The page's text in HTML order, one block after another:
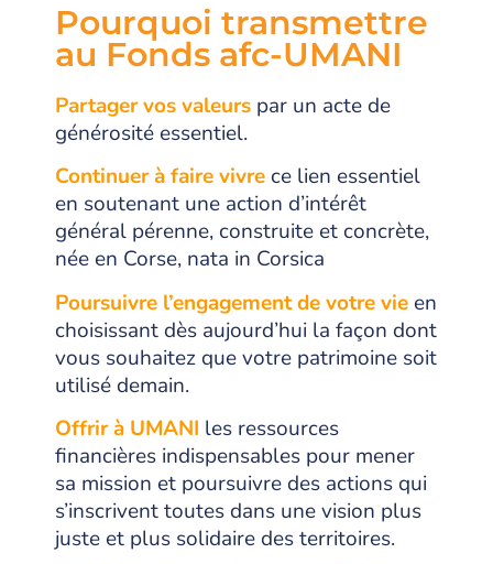
Pourquoi transmettre
au Fonds afc-UMANI
Partager vos valeurs par un acte de
générosité essentiel.
Continuer à faire vivre ce lien essentiel
en soutenant une action d’intérêt
général pérenne, construite et concrète,
née en Corse, nata in Corsica
Poursuivre l’engagement de votre vie en
choisissant dès aujourd’hui la façon dont
vous souhaitez que votre patrimoine soit
utilisé demain.
Offrir à UMANI les ressources
financières indispensables pour mener
sa mission et poursuivre des actions qui
s’inscrivent toutes dans une vision plus
juste et plus solidaire des territoires.